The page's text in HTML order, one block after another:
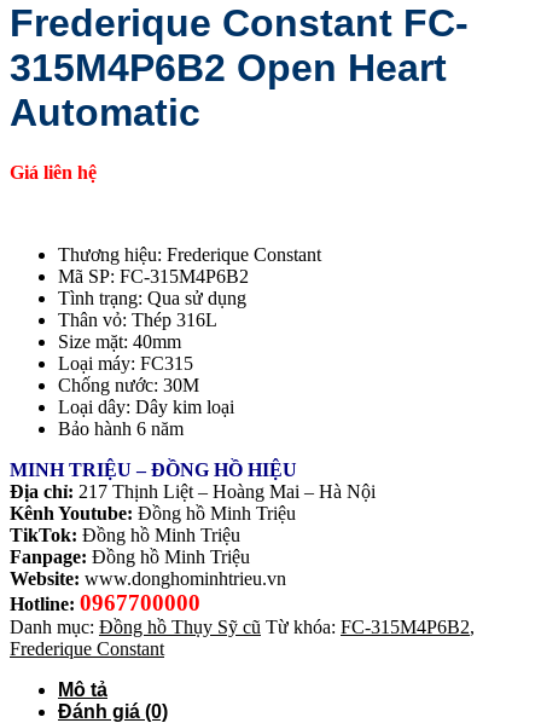
Frederique Constant FC-
315M4P6B2 Open Heart
Automatic
Giá liên hệ
Thương hiệu: Frederique Constant
Mã SP: FC-315M4P6B2
Tình trạng: Qua sử dụng
Thân vỏ: Thép 316L
Size mặt: 40mm
Loại máy: FC315
Chống nước: 30M
Loại dây: Dây kim loại
Bảo hành 6 năm
MINH TRIỆU – ĐỒNG HỒ HIỆU
Địa chỉ: 217 Thịnh Liệt – Hoàng Mai – Hà Nội
Kênh Youtube: Đồng hồ Minh Triệu
TikTok: Đồng hồ Minh Triệu
Fanpage: Đồng hồ Minh Triệu
Website: www.donghominhtrieu.vn
Hotline: 0967700000
Danh mục: Đồng hồ Thụy Sỹ cũ Từ khóa: FC-315M4P6B2,
Frederique Constant
Mô tả
Đánh giá (0)